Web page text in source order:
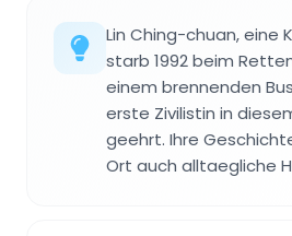
Lin Ching-chuan, eine
starb 1992 beim
einem brennenden
erste Zivilistin in
geehrt. Ihre
Ort auch alltaegliche